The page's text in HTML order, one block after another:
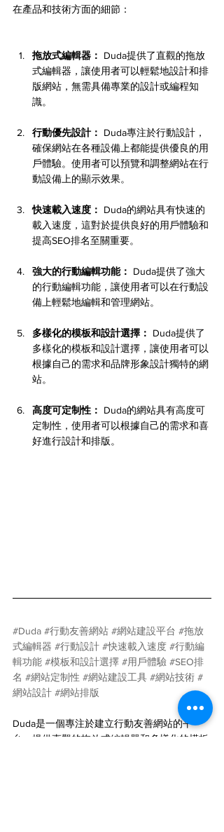
在產品和技術方面的細節：
拖放式編輯器：
Duda提供了直觀的拖放
式編輯器，讓使用者可以輕鬆地設計和排
版網站，無需具備專業的設計或編程知
識。
行動優先設計：
Duda專注於行動設計，
確保網站在各種設備上都能提供優良的用
戶體驗。使用者可以預覽和調整網站在行
動設備上的顯示效果。
快速載入速度：
Duda的網站具有快速的
載入速度，這對於提供良好的用戶體驗和
提高SEO排名至關重要。
強大的行動編輯功能：
Duda提供了強大
的行動編輯功能，讓使用者可以在行動設
備上輕鬆地編輯和管理網站。
多樣化的模板和設計選擇：
Duda提供了
多樣化的模板和設計選擇，讓使用者可以
根據自己的需求和品牌形象設計獨特的網
站。
高度可定制性：
Duda的網站具有高度可
定制性，使用者可以根據自己的需求和喜
好進行設計和排版。
#Duda #行動友善網站 #網站建設平台 #拖放
式編輯器 #行動設計 #快速載入速度 #行動編
輯功能 #模板和設計選擇 #用戶體驗 #SEO排
名 #網站定制性 #網站建設工具 #網站技術 #
網站設計 #網站排版
Duda是一個專注於建立行動友善網站的平
台，提供直觀的拖放式編輯器和多樣化的模板